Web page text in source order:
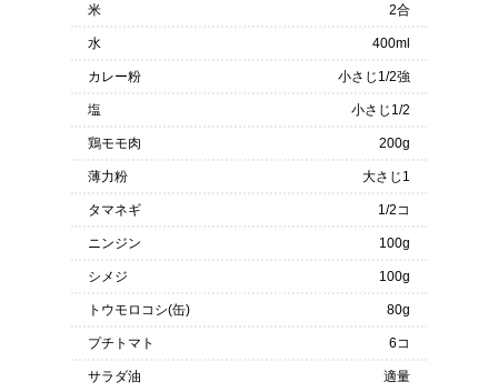
米 2合
水 400ml
カレー粉 小さじ1/2強
塩 小さじ1/2
鶏モモ肉 200g
薄力粉 大さじ1
タマネギ 1/2コ
ニンジン 100g
シメジ 100g
トウモロコシ(缶) 80g
プチトマト 6コ
サラダ油 適量